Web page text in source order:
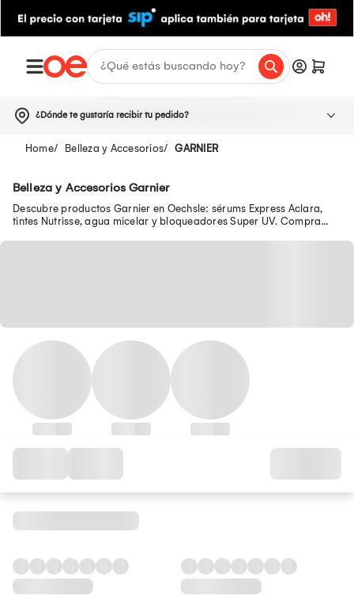
¿Dónde te gustaría recibir tu pedido?
Belleza y Accesorios GARNIER
Belleza y Accesorios Garnier
Descubre productos Garnier en Oechsle: sérums Express Aclara,
tintes Nutrisse, agua micelar y bloqueadores Super UV. Compra